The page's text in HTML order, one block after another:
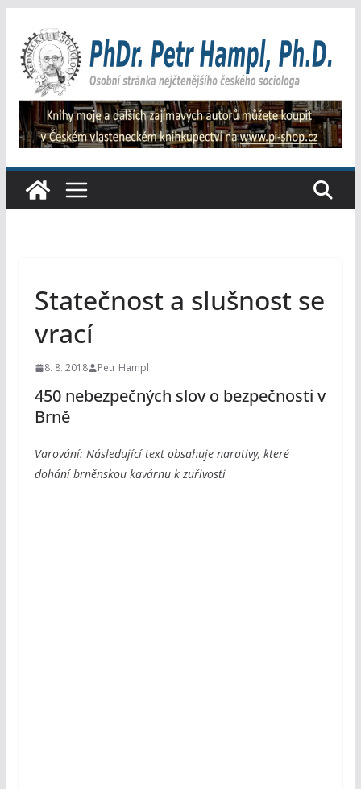
obsah
Statečnost a slušnost se
vrací
8. 8. 2018 Petr Hampl
450 nebezpečných slov o bezpečnosti v
Brně
Varování: Následující text obsahuje narativy, které
dohání brněnskou kavárnu k zuřivosti